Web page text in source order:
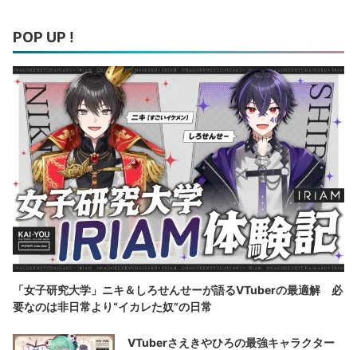
POP UP !
「女子研究大学」ニキ＆しろせんせーが語るVTuberの最適解 必
要なのは非日常より“イカレた奴”の日常
VTuberさえきやひろの最強キャラクター